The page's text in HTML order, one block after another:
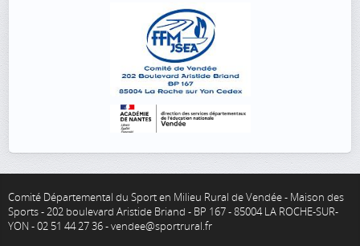
Comité Départemental du Sport en Milieu Rural de Vendée - Maison des
Sports - 202 boulevard Aristide Briand - BP 167 - 85004 LA ROCHE-SUR-
YON - 02 51 44 27 36 - vendee@sportrural.fr